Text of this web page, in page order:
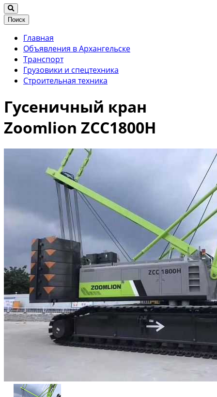
Поиск
Главная
Объявления в Архангельске
Транспорт
Грузовики и спецтехника
Строительная техника
Гусеничный кран
Zoomlion ZCC1800H